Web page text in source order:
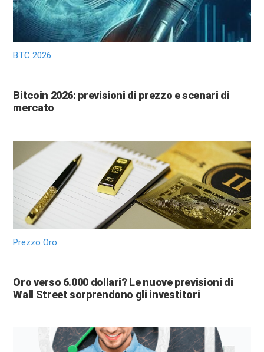
BTC 2026
Bitcoin 2026: previsioni di prezzo e scenari di
mercato
Prezzo Oro
Oro verso 6.000 dollari? Le nuove previsioni di
Wall Street sorprendono gli investitori